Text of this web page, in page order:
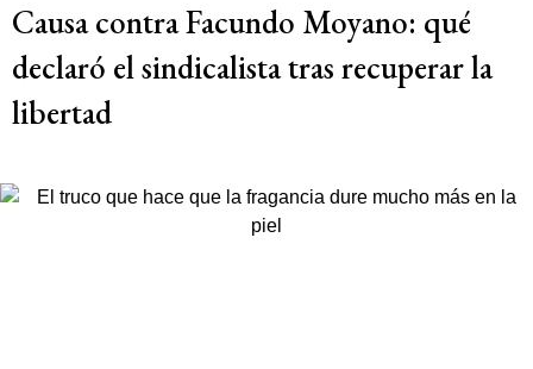
Causa contra Facundo Moyano: qué
declaró el sindicalista tras recuperar la
libertad